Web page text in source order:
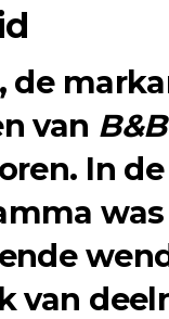
de
van
In
van